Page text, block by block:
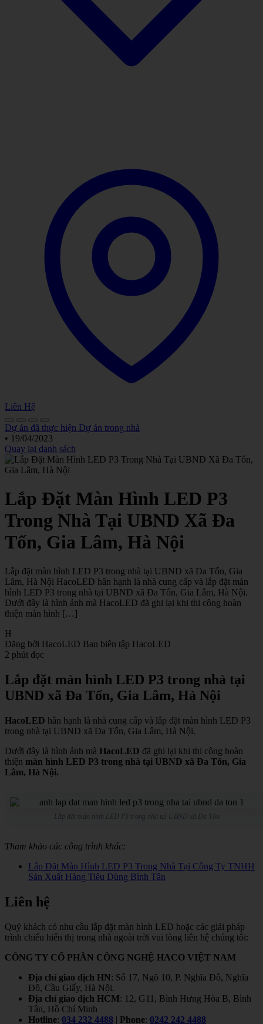
Liên Hệ
Dự án đã thực hiện Dự án trong nhà
• 19/04/2023
Quay lại danh sách
Lắp Đặt Màn Hình LED P3
Trong Nhà Tại UBND Xã Đa
Tốn, Gia Lâm, Hà Nội
Lắp đặt màn hình LED P3 trong nhà tại UBND xã Đa Tốn, Gia
Lâm, Hà Nội HacoLED hân hạnh là nhà cung cấp và lắp đặt màn
hình LED P3 trong nhà tại UBND xã Đa Tốn, Gia Lâm, Hà Nội.
Dưới đây là hình ảnh mà HacoLED đã ghi lại khi thi công hoàn
thiện màn hình […]
H
Đăng bởi HacoLED Ban biên tập HacoLED
2 phút đọc
Lắp đặt màn hình LED P3 trong nhà tại
UBND xã Đa Tốn, Gia Lâm, Hà Nội
HacoLED hân hạnh là nhà cung cấp và lắp đặt màn hình LED P3
trong nhà tại UBND xã Đa Tốn, Gia Lâm, Hà Nội.
Dưới đây là hình ảnh mà HacoLED đã ghi lại khi thi công hoàn
thiện màn hình LED P3 trong nhà tại UBND xã Đa Tốn, Gia
Lâm, Hà Nội.
Lắp đặt màn hình LED P3 trong nhà tại UBND xã Đa Tốn
Tham khảo các công trình khác:
Lắp Đặt Màn Hình LED P3 Trong Nhà Tại Công Ty TNHH
Sản Xuất Hàng Tiêu Dùng Bình Tân
Liên hệ
Quý khách có nhu cầu lắp đặt màn hình LED hoặc các giải pháp
trình chiếu hiển thị trong nhà ngoài trời vui lòng liên hệ chúng tôi:
CÔNG TY CỔ PHẦN CÔNG NGHỆ HACO VIỆT NAM
Địa chỉ giao dịch HN: Số 17, Ngõ 10, P. Nghĩa Đô, Nghĩa
Đô, Cầu Giấy, Hà Nội.
Địa chỉ giao dịch HCM: 12, G11, Bình Hưng Hòa B, Bình
Tân, Hồ Chí Minh
Hotline: 034 232 4488 | Phone: 0242 242 4488